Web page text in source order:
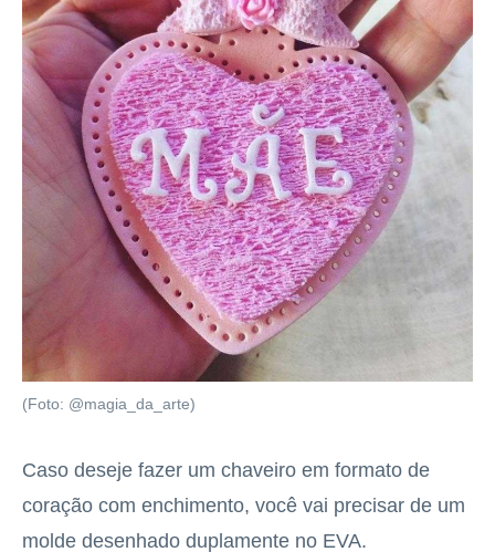
(Foto: @magia_da_arte)
Caso deseje fazer um chaveiro em formato de
coração com enchimento, você vai precisar de um
molde desenhado duplamente no EVA.